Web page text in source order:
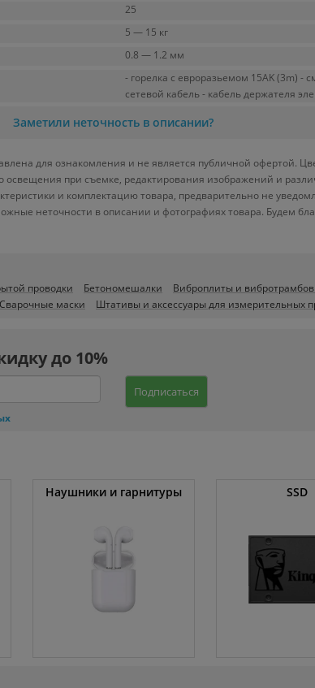
25
5 — 15 кг
0.8 — 1.2 мм
- горелка с евроразьемом 15AK (3m)
сетевой кабель - кабель держателя
Заметили неточность в описании?
для ознакомления и не является публичной офертой.
освещения при съемке, редактирования изображений и
и комплектацию товара, предварительно не
неточности в описании и фотографиях товара. Будем
проводки Бетономешалки Виброплиты и
Сварочные маски Штативы и аксессуары для измерительных
до 10%
Подписаться
Наушники и гарнитуры SSD